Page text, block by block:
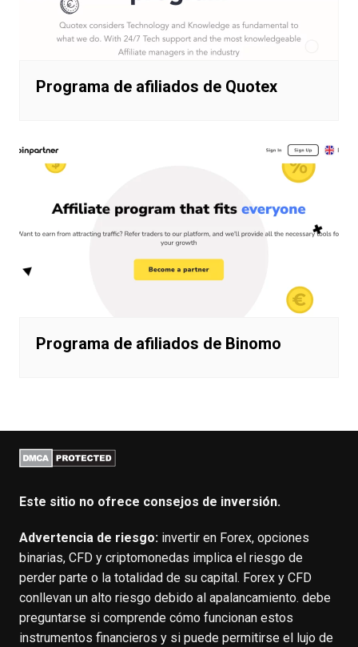
Programa de afiliados de Quotex
Programa de afiliados de Binomo
Este sitio no ofrece consejos de inversión.
Advertencia de riesgo:invertir en Forex, opciones
binarias, CFD y criptomonedas implica el riesgo de
perder parte o la totalidad de su capital. Forex y CFD
conllevan un alto riesgo debido al apalancamiento. debe
preguntarse si comprende cómo funcionan estos
instrumentos financieros y si puede permitirse el lujo de